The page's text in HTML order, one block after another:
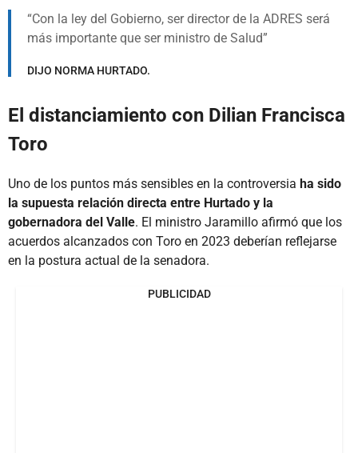
Con la ley del Gobierno, ser director de la ADRES será
más importante que ser ministro de Salud
DIJO NORMA HURTADO.
El distanciamiento con Dilian Francisca
Toro
Uno de los puntos más sensibles en la controversia ha sido
la supuesta relación directa entre Hurtado y la
gobernadora del Valle. El ministro Jaramillo afirmó que los
acuerdos alcanzados con Toro en 2023 deberían reflejarse
en la postura actual de la senadora.
PUBLICIDAD